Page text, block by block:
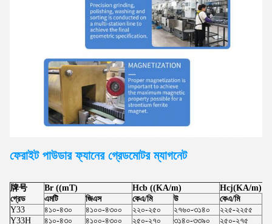
ফেরাইট পাউডার ফ্যানের গ্রেডমোটর ম্যাগনেট
牌号
গ্রেড
Br ((mT) Hcb ((KA/m)
Hcj(KA/m)
এমটি
জিএস কেএ/মি উ কেএ/মি
Y33
৪১০-৪৩০ ৪১০০-৪৩০০ ২২০-২৫০ ২৭৬০-৩১৪০ ২২৫-২২৫৫
Y33H
৪১০-৪৩০ ৪১০০-৪৩০০ ২৫০-২৭০ ৩১৪০-৩৩৯০ ২৫০-২৭৫